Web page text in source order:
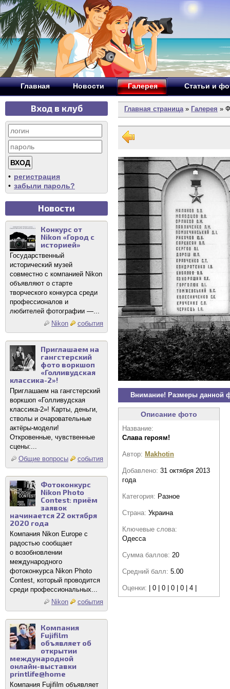
Главная Новости Галерея Статьи и
Вход в клуб
• регистрация
• забыли пароль?
Новости
Конкурс от
Nikon «Город с
историей»
Государственный
исторический музей
совместно с компанией Nikon
объявляют о старте
творческого конкурса среди
профессионалов и
любителей фотографии —...
Nikon
события
Приглашаем на
гангстерский
фото воркшоп
«Голливудская
классика-2»!
Приглашаем на гангстерский
воркшоп «Голливудская
классика-2»! Карты, деньги,
стволы и очаровательные
актёры-модели!
Откровенные, чувственные
сцены:...
Общие вопросы
события
Фотоконкурс
Nikon Photo
Contest: приём
заявок
начинается 22 октября
2020 года
Компания Nikon Europe с
радостью сообщает
о возобновлении
международного
фотоконкурса Nikon Photo
Contest, который проводится
среди профессиональных...
Nikon
события
Компания
Fujifilm
объявляет об
открытии
международной
онлайн-выставки
printlife@home
Компания Fujifilm объявляет
Главная страница» Галерея »
Внимание! Размеры данной
Описание фото
Название:
Слава героям!
Автор: Makhotin
Добавлено: 31 октября 2013
года
Категория: Разное
Страна: Украина
Ключевые слова:
Одесса
Сумма баллов: 20
Средний балл: 5.00
Оценки: | 0 | 0 | 0 | 0 | 4 |